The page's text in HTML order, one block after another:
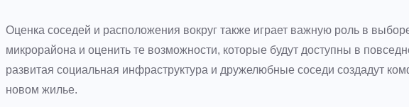
Оценка соседей и расположения вокруг также играет важную роль в
микрорайона и оценить те возможности, которые будут доступны в
развитая социальная инфраструктура и дружелюбные соседи создадут
новом жилье.